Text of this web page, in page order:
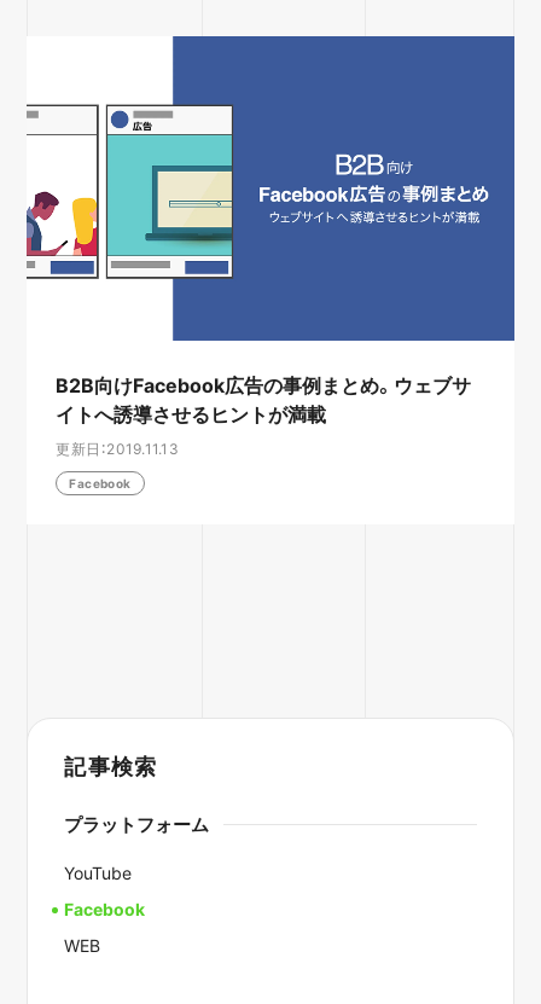
記事検索
プラットフォーム
YouTube
Facebook
WEB
B2B向けFacebook広告の事例まとめ。ウェブサ
イトへ誘導させるヒントが満載
更新日：2019.11.13
Facebook